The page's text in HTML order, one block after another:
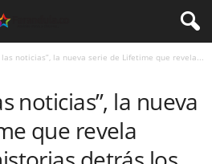
noticias”, la nueva serie de Lifetime que revela...
noticias”, la nueva
que revela